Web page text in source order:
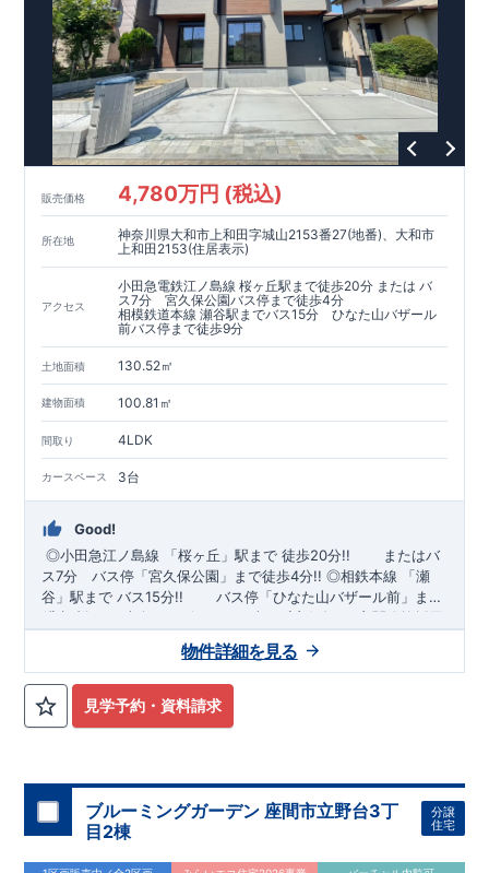
販売価格 4,780万円 (税込)
所在地
神奈川県大和市上和田字城山2153番27(地番)、大和市
上和田2153(住居表示)
アクセス
小田急電鉄江ノ島線 桜ヶ丘駅まで徒歩20分 または バ
ス7分 宮久保公園バス停まで徒歩4分
相模鉄道本線 瀬谷駅までバス15分 ひなた山バザール
前バス停まで徒歩9分
土地面積 130.52㎡
建物面積 100.81㎡
間取り 4LDK
カースペース 3台
Good!
◎小田急江ノ島線
「桜ヶ丘」駅まで徒歩20分!!
またはバ
ス7分 バス停「宮久保公園」まで徒歩4分!! ​◎相鉄本線
「瀬
谷」駅まで バス15分!! ​バス停「ひなた山バザール前」まで
徒歩9分!!
■ 南向きリビングで日当たり良好！
■ 玄関吹抜採用
る「対面式キッチン」を採用♪​■ 子育てに優しい住環境が整っ
◆ ブルーミングガーデンのこだわり ◆
← 各タイトルをクリ
リア ・住宅ローン減税、固定資産税などの税制優遇を受けられ
宅性能評価ダブル取得予定!・『設計』住宅性能評価‥‥建物設
計段階で、国が認めた第三機関が評価しております。 ・『建
だけでなく、「現場の施工状況」を検査した上で、品質を保証
しております。■全棟自社一貫体制!・誰が何をやったかが明
確だからこそ、お客様の安心に繋がります。 ・設計、施工、営
業が協力しあい、最良のプランをご提供いたします。 ・不要な
中間マージンを抑える事で、コストダウンに努めております。
見学予約・資料請求
物件詳細を見る
ブルーミングガーデン 座間市立野台3丁
目2棟
分譲
住宅